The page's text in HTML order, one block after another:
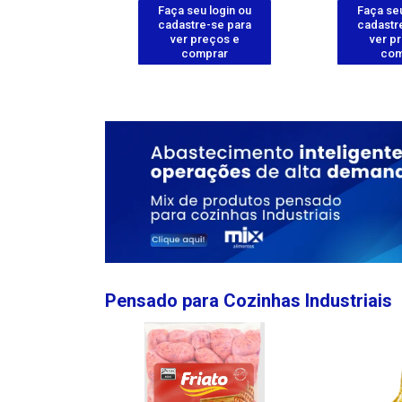
Faça seu login ou
cadastre-se para
ver preços e
comprar
Faça
ver
Pensado para Cozinhas Industriais